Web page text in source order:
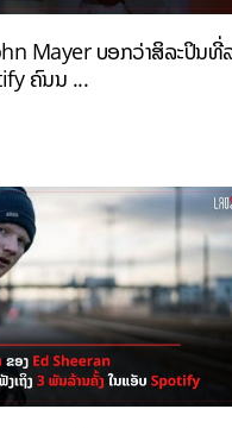
Mayer ບອກວ່າສິລະປິນທີ່
ຄົນນ ...